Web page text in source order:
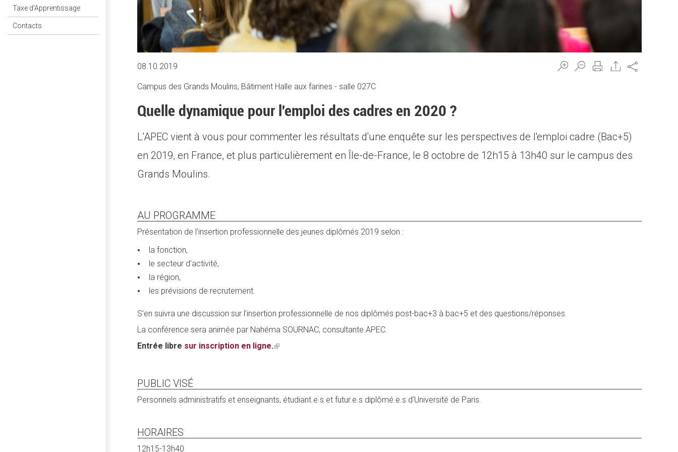
Taxe d'Apprentissage
Contacts
08.10.2019
Campus des Grands Moulins, Bâtiment Halle aux farines - salle 027C
Quelle dynamique pour l'emploi des cadres en 2020 ?
L'APEC vient à vous pour commenter les résultats d'une enquête sur les perspectives de l'emploi cadre (Bac+5)
en 2019, en France, et plus particulièrement en Île-de-France, le 8 octobre de 12h15 à 13h40 sur le campus des
Grands Moulins.
AU PROGRAMME
Présentation de l’insertion professionnelle des jeunes diplômés 2019 selon :
la fonction,
le secteur d’activité,
la région,
les prévisions de recrutement.
S’en suivra une discussion sur l’insertion professionnelle de nos diplômés post-bac+3 à bac+5 et des questions/réponses.
La conférence sera animée par Nahéma SOURNAC, consultante APEC.
Entrée libre sur inscription en ligne.(link
PUBLIC VISÉ
Personnels administratifs et enseignants, étudiant.e.s et futur.e.s diplômé.e.s d'Université de Paris.
HORAIRES
12h15-13h40